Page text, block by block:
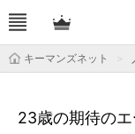
キーマンズネット
23歳の期待の